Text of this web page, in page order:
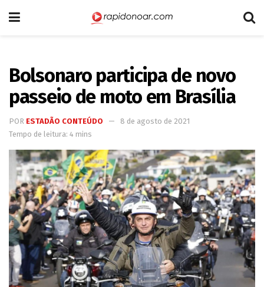
Bolsonaro participa de novo
passeio de moto em Brasília
POR ESTADÃO CONTEÚDO
8 de agosto de 2021
Tempo de leitura: 4 mins